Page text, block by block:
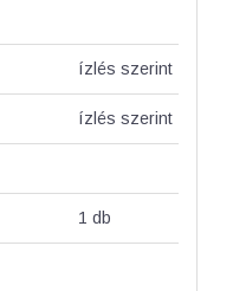
ízlés szerint
ízlés szerint
1 db